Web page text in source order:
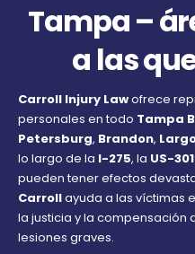
Tampa –
a las
Carroll Injury Lawofrece
personales en todo Tampa
Petersburg, Brandon,
lo largo de la I-275, la US-301
pueden tener efectos
Carrollayuda a las víctimas
la justicia y la compensación
lesiones graves.